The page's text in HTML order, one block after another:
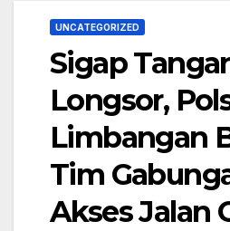
UNCATEGORIZED
Sigap
Longsor,
Limbangan
Tim
Akses Jalan